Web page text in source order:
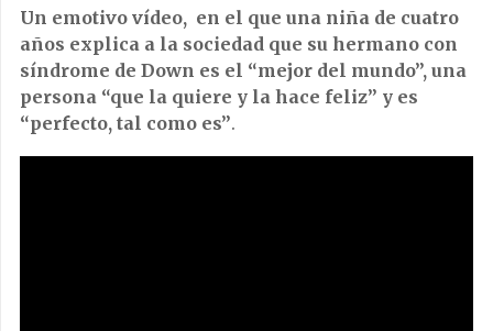
Un emotivo vídeo, en el que una niña de cuatro
años explica a la sociedad que su hermano con
síndrome de Down es el “mejor del mundo”, una
persona “que la quiere y la hace feliz” y es
“perfecto, tal como es”.